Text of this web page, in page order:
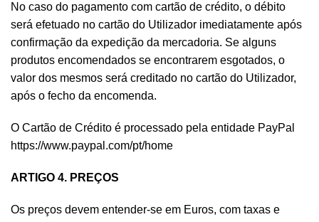
No caso do pagamento com cartão de crédito, o débito
será efetuado no cartão do Utilizador imediatamente após
confirmação da expedição da mercadoria. Se alguns
produtos encomendados se encontrarem esgotados, o
valor dos mesmos será creditado no cartão do Utilizador,
após o fecho da encomenda.
O Cartão de Crédito é processado pela entidade PayPal
https://www.paypal.com/pt/home
ARTIGO 4. PREÇOS
Os preços devem entender-se em Euros, com taxas e